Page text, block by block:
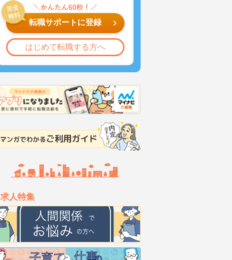
転職サポートに登録
はじめて転職する方へ
求人特集